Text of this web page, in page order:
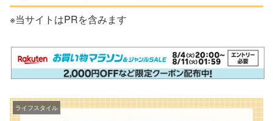
※当サイトはPRを含みます
ライフスタイル